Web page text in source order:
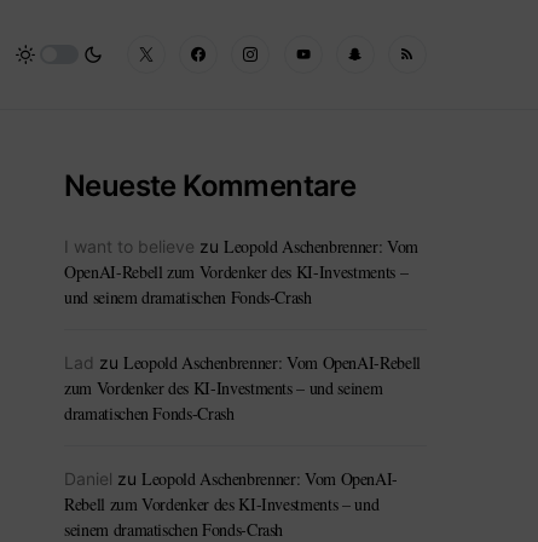
Neueste Kommentare
I want to believe zu Leopold Aschenbrenner: Vom
OpenAI-Rebell zum Vordenker des KI-Investments –
und seinem dramatischen Fonds-Crash
Lad zu Leopold Aschenbrenner: Vom OpenAI-Rebell
zum Vordenker des KI-Investments – und seinem
dramatischen Fonds-Crash
Daniel zu Leopold Aschenbrenner: Vom OpenAI-
Rebell zum Vordenker des KI-Investments – und
seinem dramatischen Fonds-Crash